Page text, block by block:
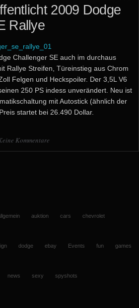
2009 Dodge
Rallye
Challenger SE auch im durchaus
Rallye Streifen, Türeinstieg aus Chrom
Felgen und Heckspoiler. Der 3,5L V6
250 PS indess unverändert. Neu ist
mit Autostick (ähnlich der
startet bei 26.490 Dollar.
Kommentare
auktion cars chevrolet
dodge ebay Events fun games
news sexy spyshots